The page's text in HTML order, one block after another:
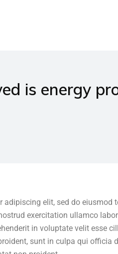
is energy
adipiscing elit, sed do
exercitation ullamco
in voluptate velit esse
sunt in culpa qui officia